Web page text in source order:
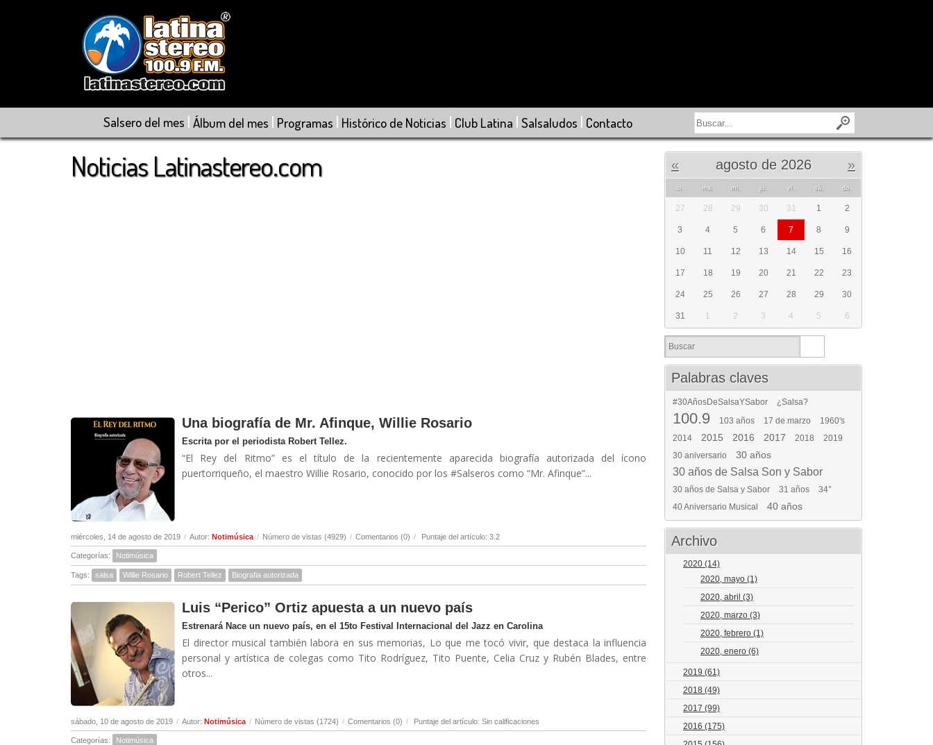
Salsero del mes | Álbum del mes | Programas | Histórico de Noticias | Club Latina | Salsaludos | Contacto
Noticias Latinastereo.com
Una biografía de Mr. Afinque, Willie Rosario
Escrita por el periodista Robert Tellez.
“El Rey del Ritmo” es el título de la recientemente aparecida biografía autorizada del ícono
puertorriqueño, el maestro Willie Rosario, conocido por los #Salseros como “Mr. Afinque”...
miércoles, 14 de agosto de 2019 / Autor: Notimúsica / Número de vistas (4929) / Comentarios (0) / Puntaje del artículo: 3.2
Categorías: Notimúsica
Tags: salsa Willie Rosario Robert Tellez Biografia autorizada
Luis “Perico” Ortiz apuesta a un nuevo país
Estrenará Nace un nuevo país, en el 15to Festival Internacional del Jazz en Carolina
El director musical también labora en sus memorias, Lo que me tocó vivir, que destaca la influencia
personal y artística de colegas como Tito Rodríguez, Tito Puente, Celia Cruz y Rubén Blades, entre
otros...
sábado, 10 de agosto de 2019 / Autor: Notimúsica / Número de vistas (1724) / Comentarios (0) / Puntaje del artículo: Sin calificaciones
Categorías: Notimúsica
« agosto de 2026 »
lu. ma. mi. ju. vi. sá. do.
27 28 29 30 31 1 2
3 4 5 6 7 8 9
10 11 12 13 14 15 16
17 18 19 20 21 22 23
24 25 26 27 28 29 30
31 1 2 3 4 5 6
Palabras claves
#30AñosDeSalsaYSabor ¿Salsa?
100.9 103 años 17 de marzo
1960's
2014
2015 2016 2017 2018
2019
30 aniversario
30 años
30 años de Salsa Son y Sabor
30 años de Salsa y Sabor 31 años
34°
40 Aniversario Musical
40 años
Archivo
2020 (14)
2020, mayo (1)
2020, abril (3)
2020, marzo (3)
2020, febrero (1)
2020, enero (6)
2019 (61)
2018 (49)
2017 (99)
2016 (175)